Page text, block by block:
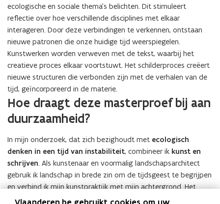
ecologische en sociale thema’s belichten. Dit stimuleert
reflectie over hoe verschillende disciplines met elkaar
interageren. Door deze verbindingen te verkennen, ontstaan
nieuwe patronen die onze huidige tijd weerspiegelen.
Kunstwerken worden verweven met de tekst, waarbij het
creatieve proces elkaar voortstuwt. Het schilderproces creëert
nieuwe structuren die verbonden zijn met de verhalen van de
tijd, geïncorporeerd in de materie.
Hoe draagt deze masterproef bij aan
duurzaamheid?
In mijn onderzoek, dat zich bezighoudt met ecologisch
denken in een tijd van instabiliteit, combineer ik kunst en
schrijven. Als kunstenaar en voormalig landschapsarchitect
gebruik ik landschap in brede zin om de tijdsgeest te begrijpen
en verbind ik mijn kunstpraktijk met mijn achtergrond. Het
landschap omvat zowel echte als denkbeeldige verhalen en